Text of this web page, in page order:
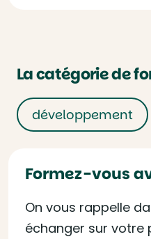
La catégorie de
développement
Formez-vous
On vous rappelle
échanger sur votre